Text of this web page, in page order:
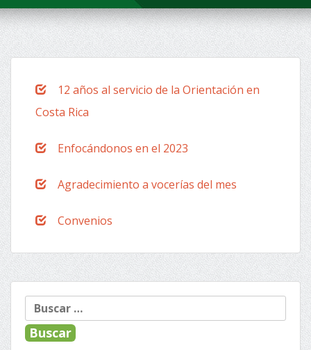
12 años al servicio de la Orientación en
Costa Rica
Enfocándonos en el 2023
Agradecimiento a vocerías del mes
Convenios
Buscar: